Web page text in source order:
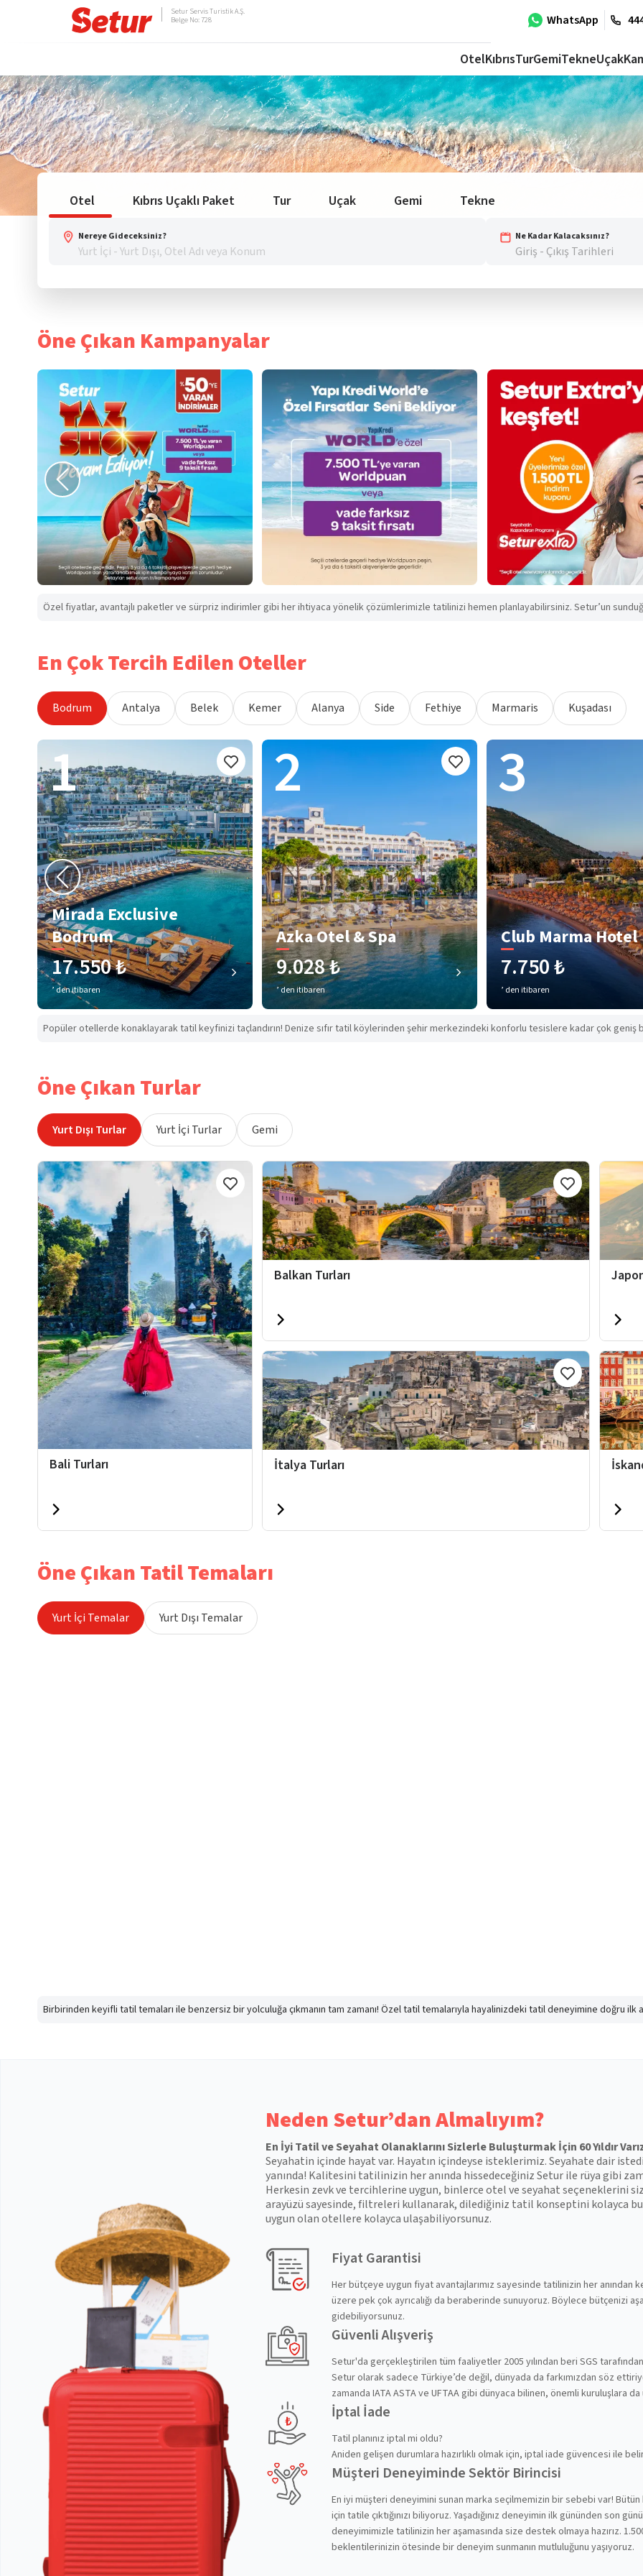
WhatsApp
Setur Servis Turistik A.Ş.
Belge No: 728
OtelKıbrısTurGemiTekneUçak
Otel Kıbrıs Uçaklı Paket Tur Uçak Gemi Tekne
Nereye Gideceksiniz? Ne Kadar Kalacaksınız?
Giriş - Çıkış Tarihleri
Öne Çıkan Kampanyalar
Özel fiyatlar, avantajlı paketler ve sürpriz indirimler gibi her ihtiyaca yönelik çözümlerimizle tatilinizi hemen planlayabilirsiniz. Setur’un
En Çok Tercih Edilen Oteller
Bodrum Antalya Belek Kemer Alanya Side Fethiye Marmaris Kuşadası
1
Mirada Exclusive
Bodrum
17.550 ₺
’ den itibaren
2
Azka Otel & Spa
9.028 ₺
’ den itibaren
3
Club Marma Hotel
7.750 ₺
’ den itibaren
Popüler otellerde konaklayarak tatil keyfinizi taçlandırın! Denize sıfır tatil köylerinden şehir merkezindeki konforlu tesislere kadar çok geniş
Öne Çıkan Turlar
Yurt Dışı Turlar Yurt İçi Turlar Gemi
Bali Turları
Balkan Turları
İtalya Turları
Öne Çıkan Tatil Temaları
Yurt İçi Temalar Yurt Dışı Temalar
Birbirinden keyifli tatil temaları ile benzersiz bir yolculuğa çıkmanın tam zamanı! Özel tatil temalarıyla hayalinizdeki tatil deneyimine doğru ilk
Neden Setur’dan Almalıyım?
En İyi Tatil ve Seyahat Olanaklarını Sizlerle Buluşturmak İçin 60 Yıldır
Seyahatin içinde hayat var. Hayatın içindeyse isteklerimiz. Seyahate dair
yanında! Kalitesini tatilinizin her anında hissedeceğiniz Setur ile rüya gibi
Herkesin zevk ve tercihlerine uygun, binlerce otel ve seyahat seçeneklerini
arayüzü sayesinde, filtreleri kullanarak, dilediğiniz tatil konseptini kolayca
uygun olan otellere kolayca ulaşabiliyorsunuz.
Fiyat Garantisi
Her bütçeye uygun fiyat avantajlarımız sayesinde tatilinizin her anından
üzere pek çok ayrıcalığı da beraberinde sunuyoruz. Böylece bütçenizi
gidebiliyorsunuz.
Güvenli Alışveriş
Setur'da gerçekleştirilen tüm faaliyetler 2005 yılından beri SGS
Setur olarak sadece Türkiye’de değil, dünyada da farkımızdan söz
zamanda IATA ASTA ve UFTAA gibi dünyaca bilinen, önemli kuruluşlara
İptal İade
Tatil planınız iptal mi oldu?
Aniden gelişen durumlara hazırlıklı olmak için, iptal iade güvencesi ile
Müşteri Deneyiminde Sektör Birincisi
En iyi müşteri deneyimini sunan marka seçilmemizin bir sebebi var!
için tatile çıktığınızı biliyoruz. Yaşadığınız deneyimin ilk gününden son
deneyimimizle tatilinizin her aşamasında size destek olmaya hazırız.
beklentilerinizin ötesinde bir deneyim sunmanın mutluluğunu yaşıyoruz.